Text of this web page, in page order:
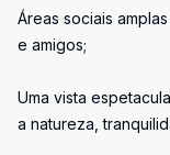
Áreas sociais
e amigos;
Uma vista
a natureza,